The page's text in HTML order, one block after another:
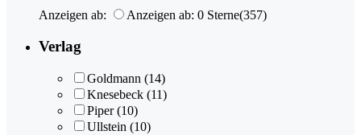
Anzeigen ab: Anzeigen ab: 0 Sterne(357)
Verlag
Goldmann (14)
Knesebeck (11)
Piper (10)
Ullstein (10)